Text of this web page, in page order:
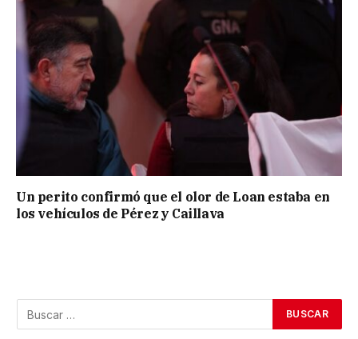
Un perito confirmó que el olor de Loan estaba en
los vehículos de Pérez y Caillava